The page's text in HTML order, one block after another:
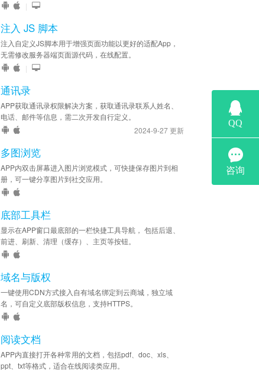
|
注入 JS 脚本
注入自定义JS脚本用于增强页面功能以更好的适配App，
无需修改服务器端页面源代码，在线配置。
|
通讯录
APP获取通讯录权限解决方案，获取通讯录联系人姓名、
电话、邮件等信息，需二次开发自行定义。
2024-9-27 更新
多图浏览
APP内双击屏幕进入图片浏览模式，可快捷保存图片到相
册，可一键分享图片到社交应用。
底部工具栏
显示在APP窗口最底部的一栏快捷工具导航， 包括后退、
前进、刷新、清理（缓存）、主页等按钮。
域名与版权
一键使用CDN方式接入自有域名绑定到云商城，独立域
名，可自定义底部版权信息，支持HTTPS。
阅读文档
APP内直接打开各种常用的文档，包括pdf、doc、xls、
ppt、txt等格式，适合在线阅读类应用。